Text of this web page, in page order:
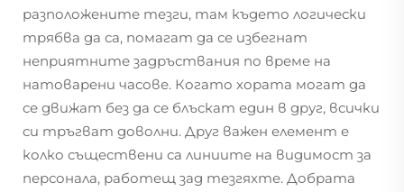
разположените тезги, там където логически
трябва да са, помагат да се избегнат
неприятните задръствания по време на
натоварени часове. Когато хората могат да
се движат без да се блъскат един в друг, всички
си тръгват доволни. Друг важен елемент е
колко съществени са линиите на видимост за
персонала, работещ зад тезгяхте. Добрата